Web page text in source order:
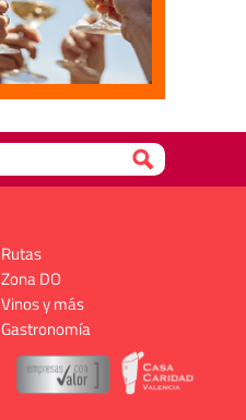
Rutas
Zona DO
Vinos y más
Gastronomía